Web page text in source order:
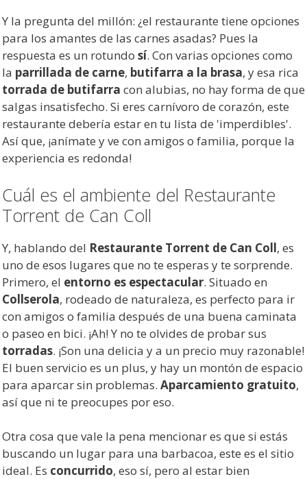
Y la pregunta del millón: ¿el restaurante tiene opciones
para los amantes de las carnes asadas? Pues la
respuesta es un rotundo sí. Con varias opciones como
la parrillada de carne, butifarra a la brasa, y esa rica
torrada de butifarra con alubias, no hay forma de que
salgas insatisfecho. Si eres carnívoro de corazón, este
restaurante debería estar en tu lista de 'imperdibles'.
Así que, ¡anímate y ve con amigos o familia, porque la
experiencia es redonda! ‍ ‍ ‍
Cuál es el ambiente del Restaurante
Torrent de Can Coll
Y, hablando del Restaurante Torrent de Can Coll, es
uno de esos lugares que no te esperas y te sorprende.
Primero, el entorno es espectacular. Situado en
Collserola, rodeado de naturaleza, es perfecto para ir
con amigos o familia después de una buena caminata
o paseo en bici. ¡Ah! Y no te olvides de probar sus
torradas. ¡Son una delicia y a un precio muy razonable!
El buen servicio es un plus, y hay un montón de espacio
para aparcar sin problemas. Aparcamiento gratuito,
así que ni te preocupes por eso.
Otra cosa que vale la pena mencionar es que si estás
buscando un lugar para una barbacoa, este es el sitio
ideal. Es concurrido, eso sí, pero al estar bien